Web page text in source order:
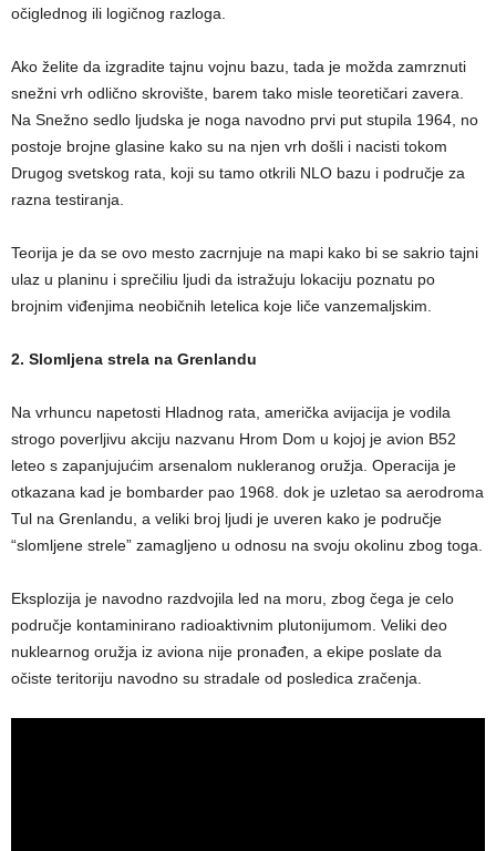
očiglednog ili logičnog razloga.
Ako želite da izgradite tajnu vojnu bazu, tada je možda zamrznuti
snežni vrh odlično skrovište, barem tako misle teoretičari zavera.
Na Snežno sedlo ljudska je noga navodno prvi put stupila 1964, no
postoje brojne glasine kako su na njen vrh došli i nacisti tokom
Drugog svetskog rata, koji su tamo otkrili NLO bazu i područje za
razna testiranja.
Teorija je da se ovo mesto zacrnjuje na mapi kako bi se sakrio tajni
ulaz u planinu i sprečiliu ljudi da istražuju lokaciju poznatu po
brojnim viđenjima neobičnih letelica koje liče vanzemaljskim.
2. Slomljena strela na Grenlandu
Na vrhuncu napetosti Hladnog rata, američka avijacija je vodila
strogo poverljivu akciju nazvanu Hrom Dom u kojoj je avion B52
leteo s zapanjujućim arsenalom nukleranog oružja. Operacija je
otkazana kad je bombarder pao 1968. dok je uzletao sa aerodroma
Tul na Grenlandu, a veliki broj ljudi je uveren kako je područje
“slomljene strele” zamagljeno u odnosu na svoju okolinu zbog toga.
Eksplozija je navodno razdvojila led na moru, zbog čega je celo
područje kontaminirano radioaktivnim plutonijumom. Veliki deo
nuklearnog oružja iz aviona nije pronađen, a ekipe poslate da
očiste teritoriju navodno su stradale od posledica zračenja.